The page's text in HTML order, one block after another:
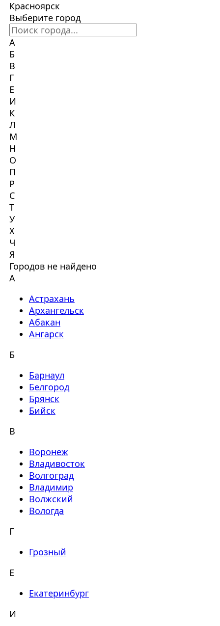
Красноярск
Выберите город
А
Б
В
Г
Е
И
К
Л
М
Н
О
П
Р
С
Т
У
Х
Ч
Я
Городов не найдено
А
Астрахань
Архангельск
Абакан
Ангарск
Б
Барнаул
Белгород
Брянск
Бийск
В
Воронеж
Владивосток
Волгоград
Владимир
Волжский
Вологда
Г
Грозный
Е
Екатеринбург
И